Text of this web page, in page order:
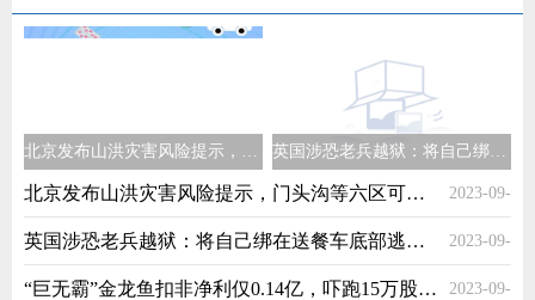
北京发布山洪灾害风险提示，门头沟等六区可能发生山洪风险 2023-09-
08
英国涉恐老兵越狱：将自己绑在送餐车底部逃出 警方展开全国搜捕 2023-09-
08
“巨无霸”金龙鱼扣非净利仅0.14亿，吓跑15万股东后将走向何处？ 2023-09-